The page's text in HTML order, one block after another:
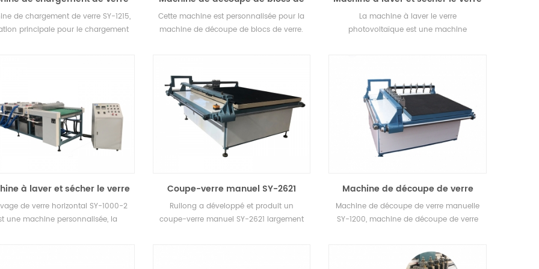
SY-1215
de chargement de verre SY-1215,
principale pour le chargement
transférez automatiquement
vers la machine de découpe.
verre
Cette machine est personnalisée pour la
machine de découpe de blocs de verre.
photovoltaïque
La machine à laver le verre
photovoltaïque est une machine
à laver et sécher le verre
horizontale SY-1000-2
de verre horizontal SY-1000-2
une machine personnalisée, la
Coupe-verre manuel SY-2621
Ruilong a développé et produit un
coupe-verre manuel SY-2621 largement
Machine de découpe de verre
manuelle SY-1200
Machine de découpe de verre manuelle
SY-1200, machine de découpe de verre
verre LCD ultra-mince, la vitrocéramique,